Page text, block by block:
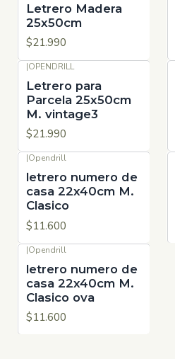
Letrero Madera
25x50cm
$21.990
|OPENDRILL
Letrero para
Parcela 25x50cm
M. vintage3
$21.990
|Opendrill
letrero numero de
casa 22x40cm M.
Clasico
$11.600
|Opendrill
letrero numero de
casa 22x40cm M.
Clasico ova
$11.600